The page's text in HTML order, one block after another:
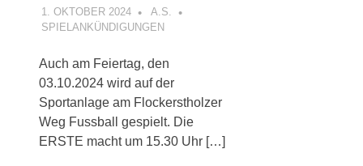
1. OKTOBER 2024
A.S.
SPIELANKÜNDIGUNGEN
Auch am Feiertag, den
03.10.2024 wird auf der
Sportanlage am Flockerstholzer
Weg Fussball gespielt. Die
ERSTE macht um 15.30 Uhr […]